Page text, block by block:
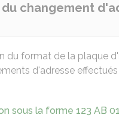
changement
du format de la plaque
d'adresse
sous la forme 123 AB 01